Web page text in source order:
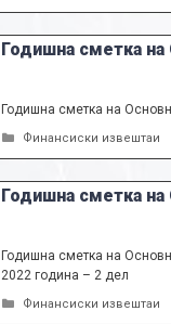
Годишна сметка на
Годишна сметка на
Categories
Финансиски извештаи
Годишна сметка на
Годишна сметка на
2022 година – 2 дел
Categories
Финансиски извештаи